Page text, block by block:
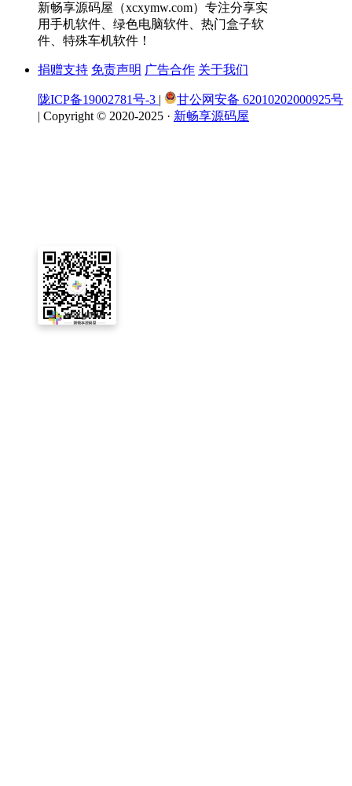
新畅享源码屋（xcxymw.com）专注分享实
用手机软件、绿色电脑软件、热门盒子软
件、特殊车机软件！
捐赠支持 免责声明 广告合作 关于我们
陇ICP备19002781号-3 |
甘公网安备 62010202000925号
| Copyright © 2020-2025 · 新畅享源码屋